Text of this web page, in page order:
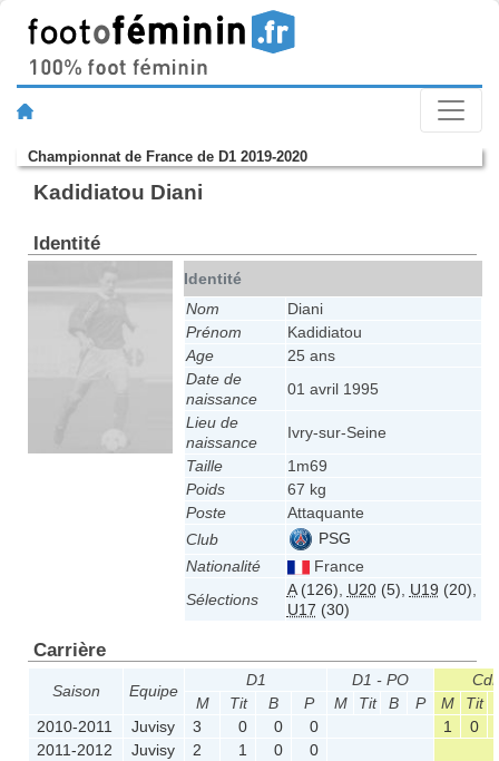
Championnat de France de D1 2019-2020
Kadidiatou Diani
Identité
Identité
Nom
Diani
Prénom
Kadidiatou
Age
25 ans
Date de
naissance
01 avril 1995
Lieu de
naissance
Ivry-sur-Seine
Taille
1m69
Poids
67 kg
Poste
Attaquante
Club
PSG
Nationalité
France
Sélections
A(126), U20(5), U19 (20),
U17 (30)
Carrière
Saison Equipe
D1 D1 - PO
M
Tit B P M Tit B P M Tit
2010-2011
Juvisy 3 0 0 0 1 0
2011-2012
Juvisy 2 1 0
0